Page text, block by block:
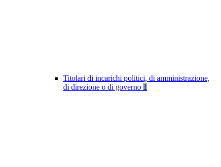
Titolari di incarichi politici, di amministrazione,
di direzione o di governo 1